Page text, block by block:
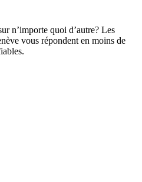
n’importe quoi d’autre? Les
vous répondent en moins de